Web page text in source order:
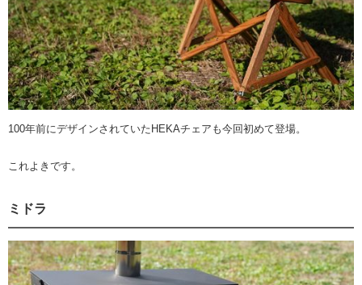
100年前にデザインされていたHEKAチェアも今回初めて登場。
これよきです。
ミドラ